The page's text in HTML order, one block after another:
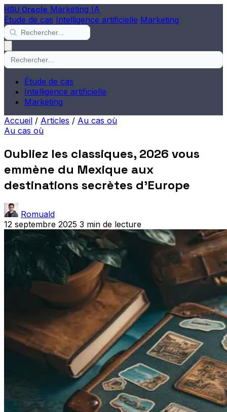
HSU Oracle Marketing IA
Étude de cas Intelligence artificielle Marketing
Étude de cas
Intelligence artificielle
Marketing
Accueil / Articles / Au cas où
Au cas où
Oubliez les classiques, 2026 vous
emmène du Mexique aux
destinations secrètes d'Europe
Romuald
12 septembre 2025 3 min de lecture